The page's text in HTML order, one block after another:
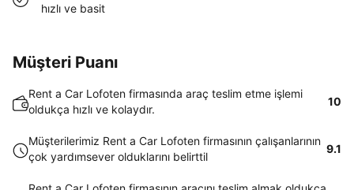
hızlı ve basit
Müşteri Puanı
Rent a Car Lofoten firmasında araç teslim etme işlemi
oldukça hızlı ve kolaydır.
10
Müşterilerimiz Rent a Car Lofoten firmasının çalışanlarının
çok yardımsever olduklarını belirttil
9.1